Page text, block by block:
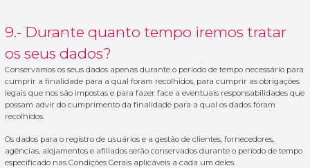
9.- Durante quanto tempo iremos tratar
os seus dados?
Conservamos os seus dados apenas durante o período de tempo necessário para
cumprir a finalidade para a qual foram recolhidos, para cumprir as obrigações
legais que nos são impostas e para fazer face a eventuais responsabilidades que
possam advir do cumprimento da finalidade para a qual os dados foram
recolhidos.
Os dados para o registro de usuários e a gestão de clientes, fornecedores,
agências, alojamentos e afiliados serão conservados durante o período de tempo
especificado nas Condições Gerais aplicáveis a cada um deles.